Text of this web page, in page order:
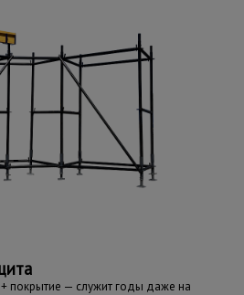
покрытие — служит годы даже на